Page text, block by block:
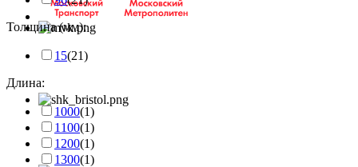
Толщина (мм):
15(21)
Длина:
1000(1)
1100(1)
1200(1)
1300(1)